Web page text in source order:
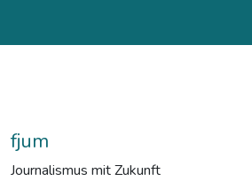
fjum
Journalismus mit Zukunft